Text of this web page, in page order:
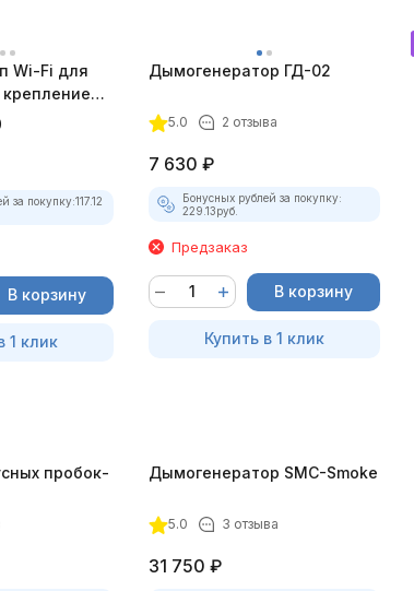
Wi-Fi для
креплением
за покупку:117.12
В корзину
1 клик
Дымогенератор ГД-02
5.0 2 отзыва
7 630 ₽
Бонусных рублей за покупку:
229.13руб.
Предзаказ
В корзину
Купить в 1 клик
пробок-
Дымогенератор SMC-Smoke
5.0 3 отзыва
31 750 ₽